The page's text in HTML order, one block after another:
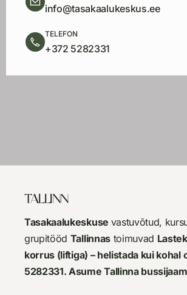
info@tasakaalukeskus.ee
TELEFON
+372 5282331
TALLINN
Tasakaalukeskuse vastuvõtud,
grupitööd Tallinnastoimuvad
korrus (liftiga) – helistada kui kohal
5282331.Asume Tallinna